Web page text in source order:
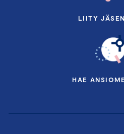
LIITY
HAE